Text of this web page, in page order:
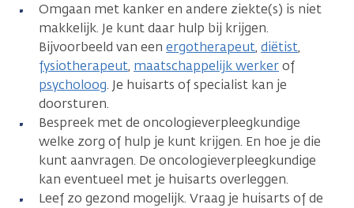
Omgaan met kanker en andere ziekte(s) is niet
makkelijk. Je kunt daar hulp bij krijgen.
Bijvoorbeeld van een ergotherapeut, diëtist,
fysiotherapeut, maatschappelijk werkerof
psycholoog. Je huisarts of specialist kan je
doorsturen.
Bespreek met de oncologieverpleegkundige
welke zorg of hulp je kunt krijgen. En hoe je die
kunt aanvragen. De oncologieverpleegkundige
kan eventueel met je huisarts overleggen.
Leef zo gezond mogelijk. Vraag je huisarts of de